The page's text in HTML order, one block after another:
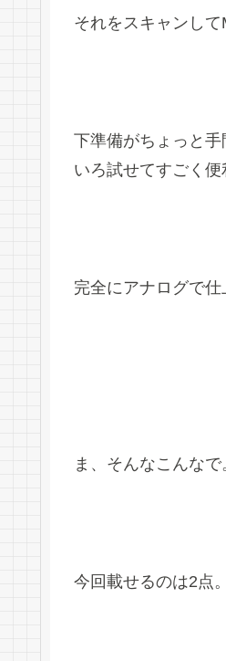
それをスキャンし
下準備がちょっと
いろ試せてすごく便
完全にアナログで
ま、そんなこんなで
今回載せるのは2点。